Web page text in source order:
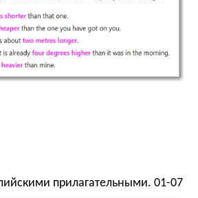
прилагательными. 01-07